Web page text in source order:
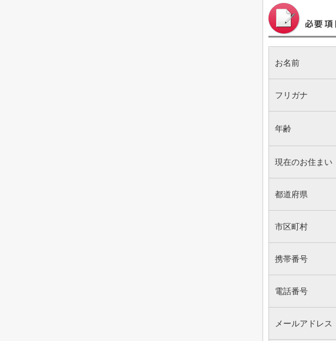
お名前
フリガナ
年齢
現在のお住まい
都道府県
市区町村
携帯番号
電話番号
メールアドレス